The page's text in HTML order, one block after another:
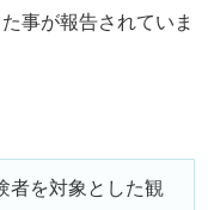
事が報告されていま
者を対象とした観